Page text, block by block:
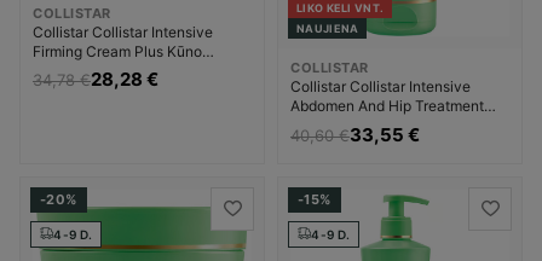
COLLISTAR
Collistar Collistar Intensive
Firming Cream Plus Kūno
kremas Liekninanti kūno
priežiūros priemonė Moterims
34,78 €28,28 €
LIKO KELI VNT.
NAUJIENA
COLLISTAR
Collistar Collistar Intensive
Abdomen And Hip Treatment
Night Kūno kremas Liekninanti
kūno priežiūros priemonė
40,60 €33,55 €
-20%
4-9 D.
-15%
4-9 D.